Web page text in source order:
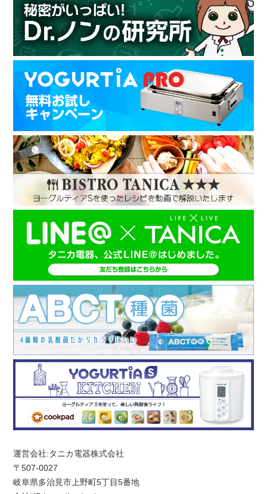
運営会社:タニカ電器株式会社
〒507-0027
岐阜県多治見市上野町5丁目5番地